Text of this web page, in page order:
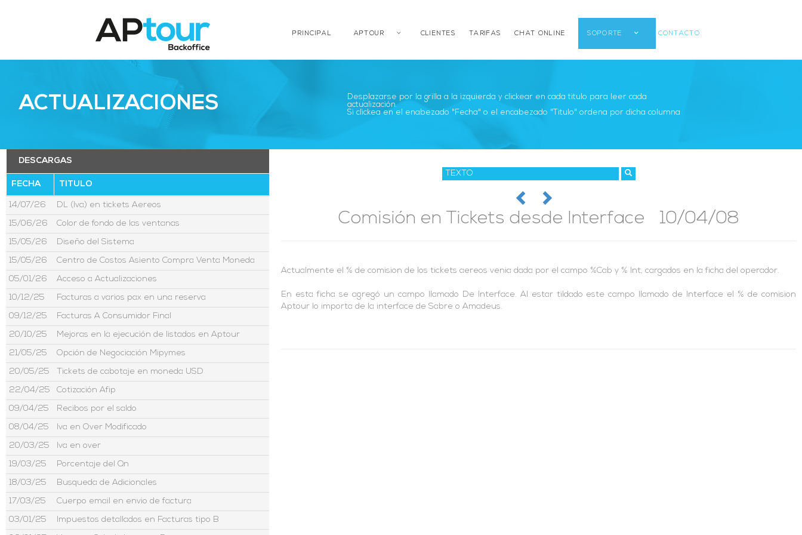
PRINCIPAL APTOUR CLIENTES TARIFAS CHAT ONLINE SOPORTE CONTACTO
ACTUALIZACIONES
Desplazarse por la grilla a la izquierda y clickear en cada titulo para leer cada
actualización.
Si clickea en el enabezado "Fecha" o el encabezado "Titulo" ordena por dicha columna
DESCARGAS
FECHA TITULO
14/07/26 DL (Iva) en tickets Aereos
15/06/26 Color de fondo de las ventanas
15/05/26 Diseño del Sistema
15/05/26 Centro de Costos Asiento Compra Venta Moneda
05/01/26 Acceso a Actualizaciones
10/12/25 Facturas a varios pax en una reserva
09/12/25 Facturas A Consumidor Final
20/10/25 Mejoras en la ejecución de listados en Aptour
21/05/25 Opción de Negociación Mipymes
20/05/25 Tickets de cabotaje en moneda USD
22/04/25 Cotización Afip
09/04/25 Recibos por el saldo
08/04/25 Iva en Over Modificado
20/03/25 Iva en over
19/03/25 Porcentaje del Qn
18/03/25 Busqueda de Adicionales
17/03/25 Cuerpo email en envio de factura
03/01/25 Impuestos detallados en Facturas tipo B
Comisión en Tickets desde Interface 10/04/08
Actualmente el % de comision de los tickets aereos venia dada por el campo %Cab y % Int, cargados en la ficha del operador.
En esta ficha se agregó un campo llamado De Interface. Al estar tildado este campo llamado de Interface el % de comision
Aptour lo importa de la interface de Sabre o Amadeus.